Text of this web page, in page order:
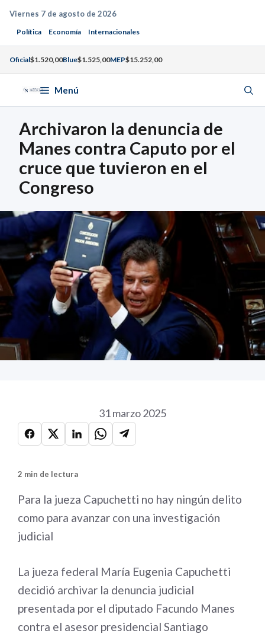
Saltar
contenido
Viernes 7 de agosto de 2026
Política Economía Internacionales
Oficial$1.520,00Blue$1.525,00MEP$15.252,00
Menú
Archivaron la denuncia de
Manes contra Caputo por el
cruce que tuvieron en el
Congreso
31 marzo 2025
2 min de lectura
Para la jueza Capuchetti no hay ningún delito
como para avanzar con una investigación
judicial
La jueza federal María Eugenia Capuchetti
decidió archivar la denuncia judicial
presentada por el diputado Facundo Manes
contra el asesor presidencial Santiago